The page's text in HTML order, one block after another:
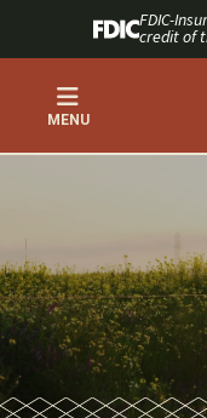
FDIC-
credit of
MENU